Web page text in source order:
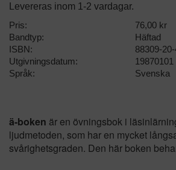
Levereras inom 1-2 vardagar.
Pris:
76,00 kr
Bandtyp:
Häftad
ISBN:
88309-
Utgivningsdatum:
19870101
Språk:
Svenska
ä-boken är en övningsbok i
ljudmetoden, som har en mycket
svårighetsgraden. Den här boken